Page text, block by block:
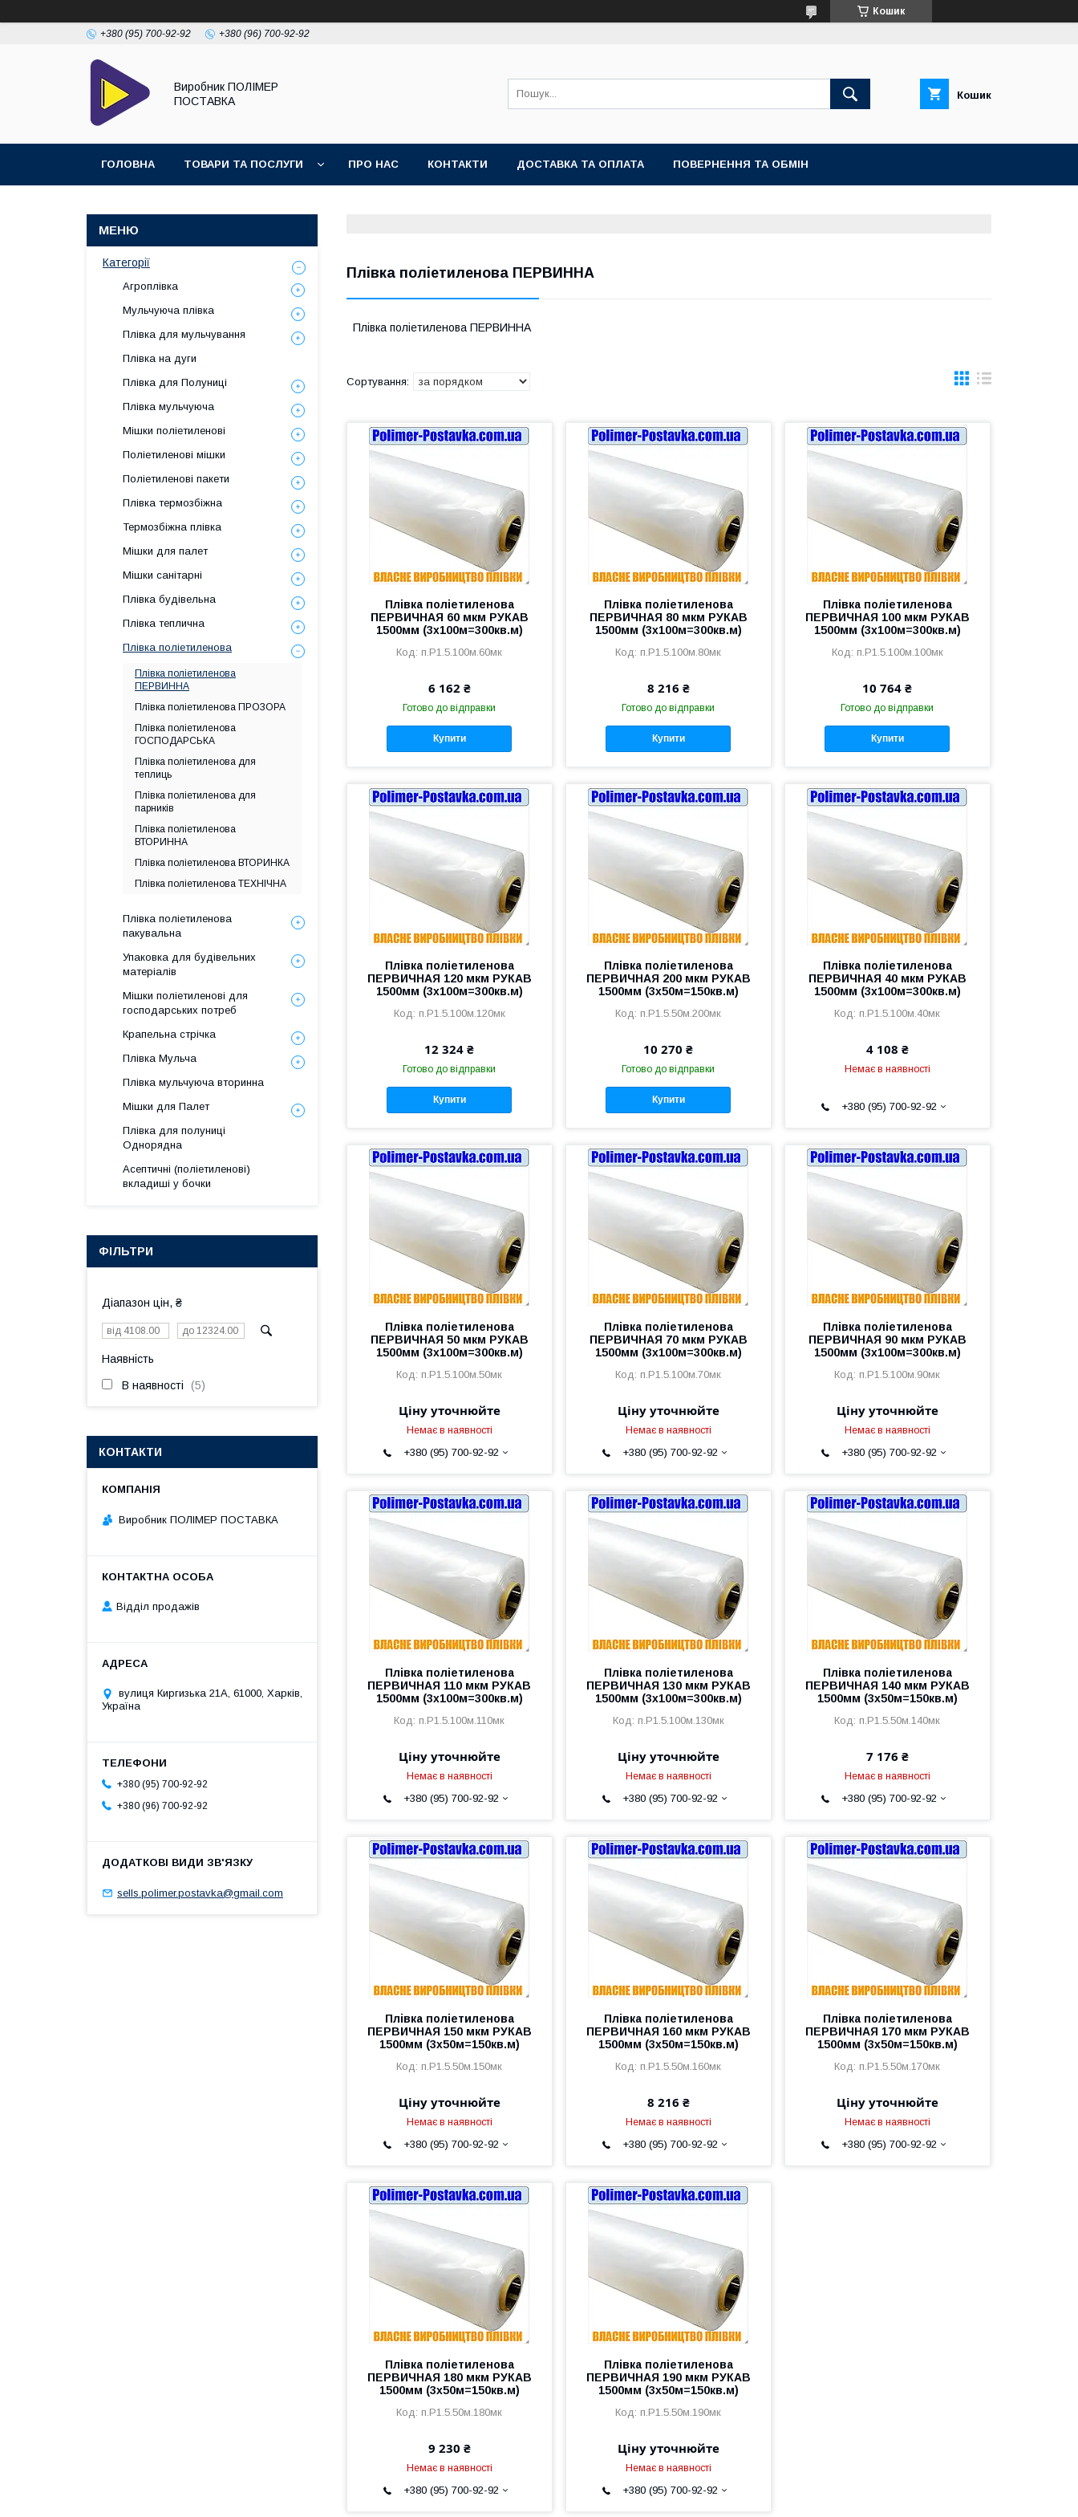
Кошик
+380 (95) 700-92-92 +380 (96) 700-92-92
Виробник ПОЛІМЕР
ПОСТАВКА
Кошик
ГОЛОВНА ТОВАРИ ТА ПОСЛУГИ ПРО НАС КОНТАКТИ ДОСТАВКА ТА ОПЛАТА ПОВЕРНЕННЯ ТА ОБМІН
Плівка поліетиленова ПЕРВИННА
Плівка поліетиленова ПЕРВИННА
Плівка поліетиленова
ПЕРВИЧНАЯ 60 мкм РУКАВ
1500мм (3х100м=300кв.м)
п.Р1.5.100м.60мк
6 162 ₴
Готово до відправки
Купити
Плівка поліетиленова
ПЕРВИЧНАЯ 80 мкм РУКАВ
1500мм (3х100м=300кв.м)
п.Р1.5.100м.80мк
8 216 ₴
Готово до відправки
Купити
Плівка поліетиленова
ПЕРВИЧНАЯ 100 мкм РУКАВ
1500мм (3х100м=300кв.м)
п.Р1.5.100м.100мк
10 764 ₴
Готово до відправки
Купити
Плівка поліетиленова
ПЕРВИЧНАЯ 120 мкм РУКАВ
1500мм (3х100м=300кв.м)
п.Р1.5.100м.120мк
12 324 ₴
Готово до відправки
Купити
Плівка поліетиленова
ПЕРВИЧНАЯ 200 мкм РУКАВ
1500мм (3х50м=150кв.м)
п.Р1.5.50м.200мк
10 270 ₴
Готово до відправки
Купити
Плівка поліетиленова
ПЕРВИЧНАЯ 40 мкм РУКАВ
1500мм (3х100м=300кв.м)
п.Р1.5.100м.40мк
4 108 ₴
Немає в наявності
+380 (95) 700-92-92
Плівка поліетиленова
ПЕРВИЧНАЯ 50 мкм РУКАВ
1500мм (3х100м=300кв.м)
п.Р1.5.100м.50мк
Ціну уточнюйте
Немає в наявності
+380 (95) 700-92-92
Плівка поліетиленова
ПЕРВИЧНАЯ 70 мкм РУКАВ
1500мм (3х100м=300кв.м)
п.Р1.5.100м.70мк
Ціну уточнюйте
Немає в наявності
+380 (95) 700-92-92
Плівка поліетиленова
ПЕРВИЧНАЯ 90 мкм РУКАВ
1500мм (3х100м=300кв.м)
п.Р1.5.100м.90мк
Ціну уточнюйте
Немає в наявності
+380 (95) 700-92-92
Плівка поліетиленова
ПЕРВИЧНАЯ 110 мкм РУКАВ
1500мм (3х100м=300кв.м)
п.Р1.5.100м.110мк
Ціну уточнюйте
Немає в наявності
+380 (95) 700-92-92
Плівка поліетиленова
ПЕРВИЧНАЯ 130 мкм РУКАВ
1500мм (3х100м=300кв.м)
п.Р1.5.100м.130мк
Ціну уточнюйте
Немає в наявності
+380 (95) 700-92-92
Плівка поліетиленова
ПЕРВИЧНАЯ 140 мкм РУКАВ
1500мм (3х50м=150кв.м)
п.Р1.5.50м.140мк
7 176 ₴
Немає в наявності
+380 (95) 700-92-92
Плівка поліетиленова
ПЕРВИЧНАЯ 150 мкм РУКАВ
1500мм (3х50м=150кв.м)
п.Р1.5.50м.150мк
Ціну уточнюйте
Немає в наявності
+380 (95) 700-92-92
Плівка поліетиленова
ПЕРВИЧНАЯ 160 мкм РУКАВ
1500мм (3х50м=150кв.м)
п.Р1.5.50м.160мк
8 216 ₴
Немає в наявності
+380 (95) 700-92-92
Плівка поліетиленова
ПЕРВИЧНАЯ 170 мкм РУКАВ
1500мм (3х50м=150кв.м)
п.Р1.5.50м.170мк
Ціну уточнюйте
Немає в наявності
+380 (95) 700-92-92
Плівка поліетиленова
ПЕРВИЧНАЯ 180 мкм РУКАВ
1500мм (3х50м=150кв.м)
п.Р1.5.50м.180мк
9 230 ₴
Немає в наявності
+380 (95) 700-92-92
Плівка поліетиленова
ПЕРВИЧНАЯ 190 мкм РУКАВ
1500мм (3х50м=150кв.м)
п.Р1.5.50м.190мк
Ціну уточнюйте
Немає в наявності
+380 (95) 700-92-92
Категорії
Агроплівка
Мульчуюча плівка
Плівка для мульчування
Плівка на дуги
Плівка для Полуниці
Плівка мульчуюча
Мішки поліетиленові
Поліетиленові мішки
Поліетиленові пакети
Плівка термозбіжна
Термозбіжна плівка
Мішки для палет
Мішки санітарні
Плівка будівельна
Плівка теплична
Плівка поліетиленова
Плівка поліетиленова
ПЕРВИННА
Плівка поліетиленова ПРОЗОРА
Плівка поліетиленова
ГОСПОДАРСЬКА
Плівка поліетиленова для
теплиць
Плівка поліетиленова для
парників
Плівка поліетиленова
ВТОРИННА
Плівка поліетиленова ВТОРИНКА
Плівка поліетиленова ТЕХНІЧНА
Плівка поліетиленова
пакувальна
Упаковка для будівельних
матеріалів
Мішки поліетиленові для
господарських потреб
Крапельна стрічка
Плівка Мульча
Плівка мульчуюча вторинна
Мішки для Палет
Плівка для полуниці
Однорядна
Асептичні (поліетиленові)
вкладиші у бочки
ФІЛЬТРИ
Діапазон цін, ₴
Наявність
В наявності 5
КОНТАКТИ
Виробник ПОЛІМЕР ПОСТАВКА
Відділ продажів
вулиця Киргизька 21А, 61000, Харків,
Україна
+380 (95) 700-92-92
+380 (96) 700-92-92
sells.polimer.postavka@gmail.com